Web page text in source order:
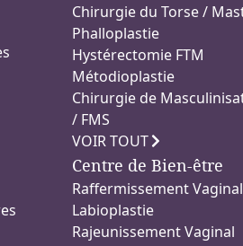
Chirurgie du Torse /
Phalloplastie
Hystérectomie FTM
Métodioplastie
Chirurgie de
/ FMS
VOIR TOUT
Centre de Bien-être
Raffermissement Vaginal
Labioplastie
Rajeunissement Vaginal